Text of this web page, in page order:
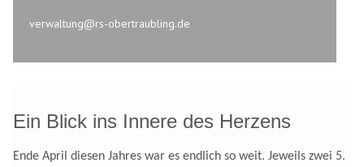
verwaltung@rs-obertraubling.de
Ein Blick ins Innere des Herzens
Ende April diesen Jahres war es endlich so weit. Jeweils zwei 5.